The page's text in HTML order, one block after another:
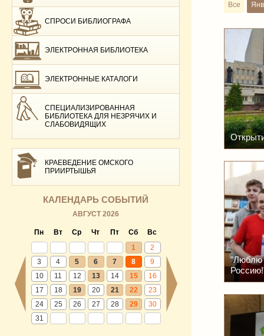
СПРОСИ БИБЛИОГРАФА
ЭЛЕКТРОННАЯ БИБЛИОТЕКА
ЭЛЕКТРОННЫЕ КАТАЛОГИ
СПЕЦИАЛИЗИРОВАННАЯ
БИБЛИОТЕКА ДЛЯ НЕЗРЯЧИХ И
СЛАБОВИДЯЩИХ
КРАЕВЕДЕНИЕ ОМСКОГО
ПРИИРТЫШЬЯ
КАЛЕНДАРЬ СОБЫТИЙ
АВГУСТ 2026
Пн Вт Ср Чт Пт Сб
Вс
1
2
3
4 5 6 7 8
9
10
11 12 13 14 15
16
17
18 19 20 21 22
23
24
25 26 27 28 29
30
31
Все
"Люблю